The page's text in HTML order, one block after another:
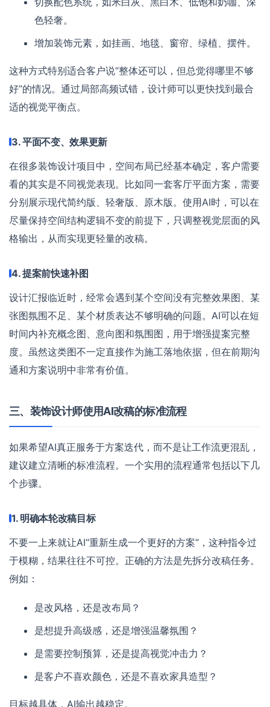
色轻奢。
增加装饰元素，如挂画、地毯、窗帘、绿植、摆件。
这种方式特别适合客户说“整体还可以，但总觉得哪里不够
好”的情况。通过局部高频试错，设计师可以更快找到最合
适的视觉平衡点。
3. 平面不变、效果更新
在很多装饰设计项目中，空间布局已经基本确定，客户需要
看的其实是不同视觉表现。比如同一套客厅平面方案，需要
分别展示现代简约版、轻奢版、原木版。使用AI时，可以在
尽量保持空间结构逻辑不变的前提下，只调整视觉层面的风
格输出，从而实现更轻量的改稿。
4. 提案前快速补图
设计汇报临近时，经常会遇到某个空间没有完整效果图、某
张图氛围不足、某个材质表达不够明确的问题。AI可以在短
时间内补充概念图、意向图和氛围图，用于增强提案完整
度。虽然这类图不一定直接作为施工落地依据，但在前期沟
通和方案说明中非常有价值。
三、装饰设计师使用AI改稿的标准流程
如果希望AI真正服务于方案迭代，而不是让工作流更混乱，
建议建立清晰的标准流程。一个实用的流程通常包括以下几
个步骤。
1. 明确本轮改稿目标
不要一上来就让AI“重新生成一个更好的方案”，这种指令过
于模糊，结果往往不可控。正确的方法是先拆分改稿任务。
例如：
是改风格，还是改布局？
是想提升高级感，还是增强温馨氛围？
是需要控制预算，还是提高视觉冲击力？
是客户不喜欢颜色，还是不喜欢家具造型？
目标越具体，AI输出越稳定。